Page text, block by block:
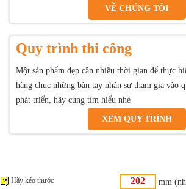
VỀ CHÚNG TÔI
Quy trình thi công
Một sản phẩm đẹp cần nhiều thời gian để thực
hàng chục những bàn tay nhân sự tham gia vào
phát triển, hãy cùng tìm hiểu nhé
XEM QUY TRÌNH
mm
Hãy kéo thước